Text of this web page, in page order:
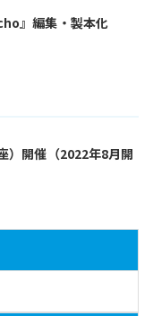
』編集・製本化
）開催（2022年8月開